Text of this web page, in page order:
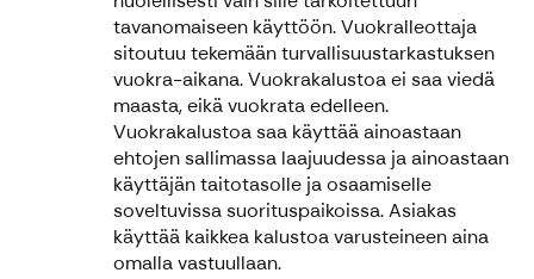
tavanomaiseen käyttöön. Vuokralleottaja
sitoutuu tekemään turvallisuustarkastuksen
vuokra-aikana. Vuokrakalustoa ei saa viedä
maasta, eikä vuokrata edelleen.
Vuokrakalustoa saa käyttää ainoastaan
ehtojen sallimassa laajuudessa ja ainoastaan
käyttäjän taitotasolle ja osaamiselle
soveltuvissa suorituspaikoissa. Asiakas
käyttää kaikkea kalustoa varusteineen aina
omalla vastuullaan.